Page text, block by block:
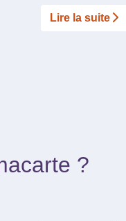
Lire la suite­­
?